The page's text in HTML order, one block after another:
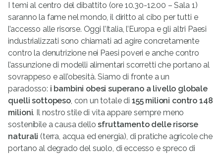
I temi al centro del dibattito (ore 10.30-12.00 – Sala 1)
saranno la fame nel mondo, il diritto al cibo per tutti e
l’accesso alle risorse. Oggi l’Italia, l’Europa e gli altri Paesi
industrializzati sono chiamati ad agire concretamente
contro la denutrizione nei Paesi poveri e anche contro
l’assunzione di modelli alimentari scorretti che portano al
sovrappeso e all’obesità. Siamo di fronte a un
paradosso: i bambini obesi superano a livello globale
quelli sottopeso, con un totale di 155 milioni contro 148
milioni. Il nostro stile di vita appare sempre meno
sostenibile a causa dellosfruttamento delle risorse
naturali (terra, acqua ed energia), di pratiche agricole che
portano al degrado del suolo, di eccesso e spreco di